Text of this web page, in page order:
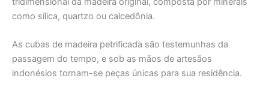
como sílica, quartzo ou calcedônia.
As cubas de madeira petrificada são testemunhas da
passagem do tempo, e sob as mãos de artesãos
indonésios tornam-se peças únicas para sua residência.